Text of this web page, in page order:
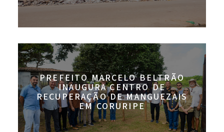
PREFEITO MARCELO BELTRÃO
INAUGURA CENTRO DE
RECUPERAÇÃO DE MANGUEZAIS
EM CORURIPE